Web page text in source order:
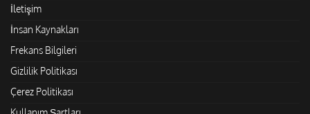
İletişim
İnsan Kaynakları
Frekans Bilgileri
Gizlilik Politikası
Çerez Politikası